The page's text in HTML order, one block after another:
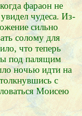
фараон не
чудеса. Из-
сильно
солому для
что теперь
под палящим
ночью идти на
с
Моисею